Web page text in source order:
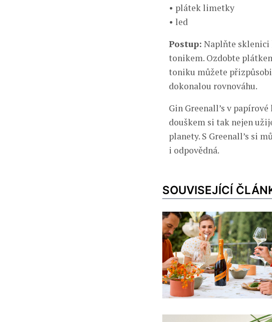
• plátek limetky
• led
Postup: Naplňte sklenici
tonikem. Ozdobte
toniku můžete
dokonalou rovnováhu.
Gin Greenall’s v
douškem si tak nejen
planety. S Greenall’s si
i odpovědná.
SOUVISEJÍCÍ